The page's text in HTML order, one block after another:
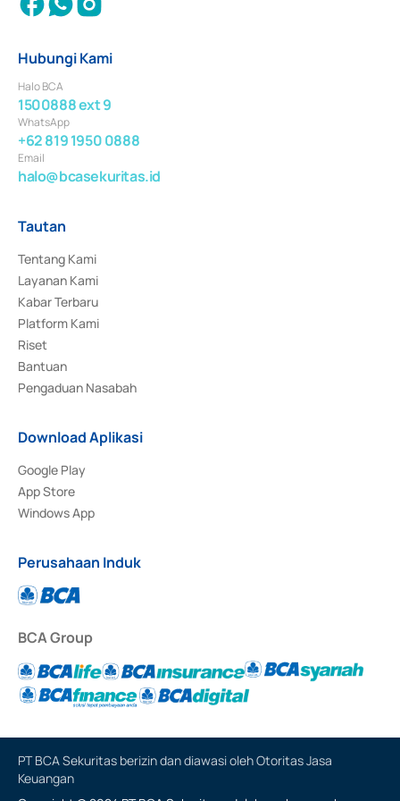
Hubungi Kami
Halo BCA
1500888 ext 9
WhatsApp
+62 819 1950 0888
Email
halo@bcasekuritas.id
Tautan
Tentang Kami
Layanan Kami
Kabar Terbaru
Platform Kami
Riset
Bantuan
Pengaduan Nasabah
Download Aplikasi
Google Play
App Store
Windows App
Perusahaan Induk
BCA Group
PT BCA Sekuritas berizin dan diawasi oleh Otoritas Jasa
Keuangan